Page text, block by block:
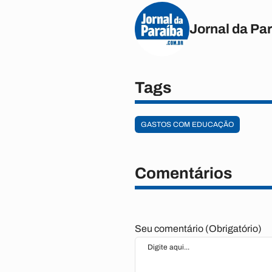
Jornal da
Tags
GASTOS COM EDUCAÇÃO
Comentários
Seu comentário (Obrigatório)